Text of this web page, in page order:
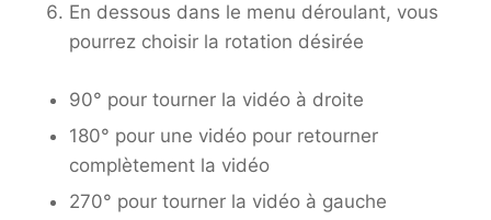
En dessous dans le menu déroulant, vous
pourrez choisir la rotation désirée
90° pour tourner la vidéo à droite
180° pour une vidéo pour retourner
complètement la vidéo
270° pour tourner la vidéo à gauche